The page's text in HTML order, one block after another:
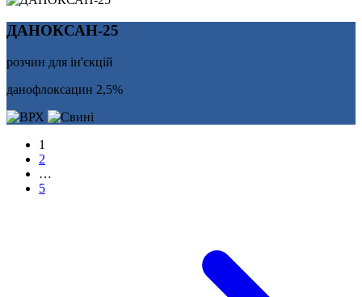
ДАНОКСАН-25
розчин для ін'єкцій
данофлоксацин 2,5%
1
2
…
5